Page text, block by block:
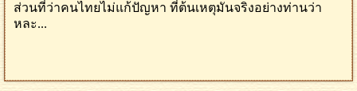
ส่วนที่ว่าคนไทยไม่แก้ปัญหา ที่ต้นเหตุมันจริงอย่างท่านว่า
หละ...